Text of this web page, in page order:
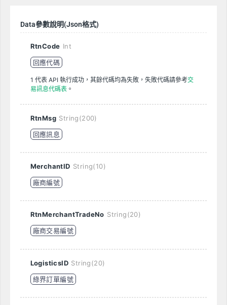
Data參數說明(Json格式)
RtnCode Int
回應代碼
1 代表 API 執行成功，其餘代碼均為失敗，失敗代碼請參考交
易訊息代碼表。
RtnMsg String(200)
回應訊息
MerchantID String(10)
廠商編號
RtnMerchantTradeNo String(20)
廠商交易編號
LogisticsID String(20)
綠界訂單編號